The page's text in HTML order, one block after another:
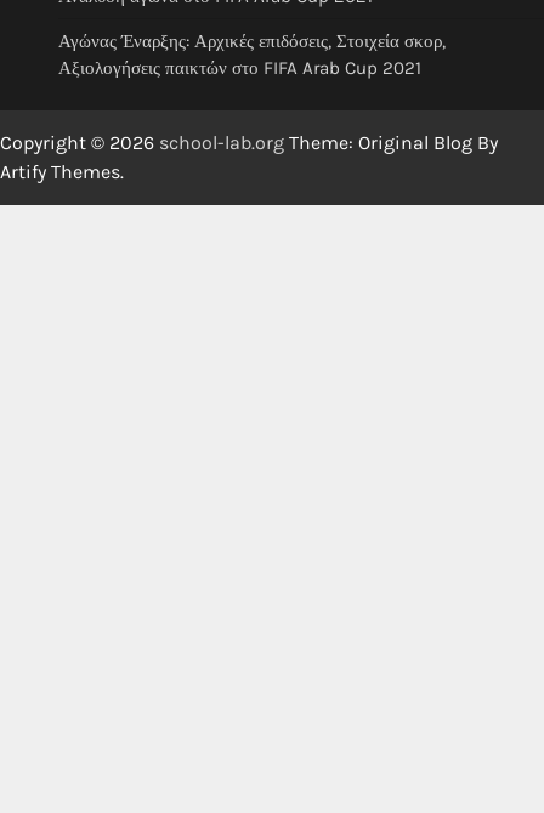
Αγώνας Έναρξης: Αρχικές επιδόσεις, Στοιχεία σκορ,
Αξιολογήσεις παικτών στο FIFA Arab Cup 2021
Copyright © 2026 school-lab.org Theme: Original Blog By
Artify Themes.